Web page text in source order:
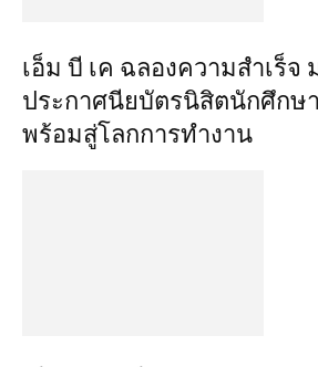
เอ็ม บี เค ฉลองความสำเร็จ
ประกาศนียบัตรนิสิตนักศึกษ
พร้อมสู่โลกการทำงาน